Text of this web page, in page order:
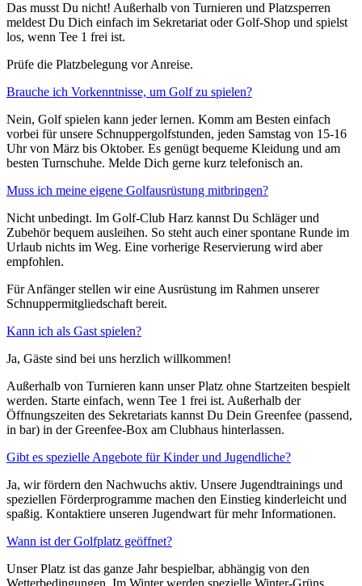
Das musst Du nicht! Außerhalb von Turnieren und Platzsperren
meldest Du Dich einfach im Sekretariat oder Golf-Shop und spielst
los, wenn Tee 1 frei ist.
Prüfe die Platzbelegung vor Anreise.
Brauche ich Vorkenntnisse, um Golf zu spielen?
Nein, Golf spielen kann jeder lernen. Komm am Besten einfach
vorbei für unsere Schnuppergolfstunden, jeden Samstag von 15-16
Uhr von März bis Oktober. Es genügt bequeme Kleidung und am
besten Turnschuhe. Melde Dich gerne kurz telefonisch an.
Muss ich meine eigene Golfausrüstung mitbringen?
Nicht unbedingt. Im Golf-Club Harz kannst Du Schläger und
Zubehör bequem ausleihen. So steht auch einer spontane Runde im
Urlaub nichts im Weg. Eine vorherige Reservierung wird aber
empfohlen.
Für Anfänger stellen wir eine Ausrüstung im Rahmen unserer
Schnuppermitgliedschaft bereit.
Kann ich als Gast spielen?
Ja, Gäste sind bei uns herzlich willkommen!
Außerhalb von Turnieren kann unser Platz ohne Startzeiten bespielt
werden. Starte einfach, wenn Tee 1 frei ist. Außerhalb der
Öffnungszeiten des Sekretariats kannst Du Dein Greenfee (passend,
in bar) in der Greenfee-Box am Clubhaus hinterlassen.
Gibt es spezielle Angebote für Kinder und Jugendliche?
Ja, wir fördern den Nachwuchs aktiv. Unsere Jugendtrainings und
speziellen Förderprogramme machen den Einstieg kinderleicht und
spaßig. Kontaktiere unseren Jugendwart für mehr Informationen.
Wann ist der Golfplatz geöffnet?
Unser Platz ist das ganze Jahr bespielbar, abhängig von den